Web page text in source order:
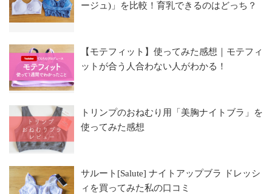
ージュ)」を比較！育乳できるのはどっち？
【モテフィット】使ってみた感想｜モテフィ
ットが合う人合わない人がわかる！
トリンプのおねむり用「美胸ナイトブラ」を
使ってみた感想
サルート[Salute] ナイトアップブラ ドレッシ
ィを買ってみた私の口コミ